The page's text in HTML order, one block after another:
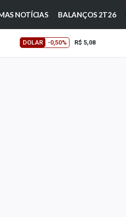
NOTÍCIAS BALANÇOS 2T26
DOLAR -0,50% R$ 5,08